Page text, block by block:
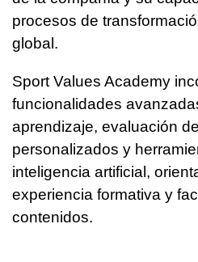
procesos de
global.
Sport Values Academy
funcionalidades
aprendizaje, evaluación
personalizados y
inteligencia artificial,
experiencia formativa y
contenidos.